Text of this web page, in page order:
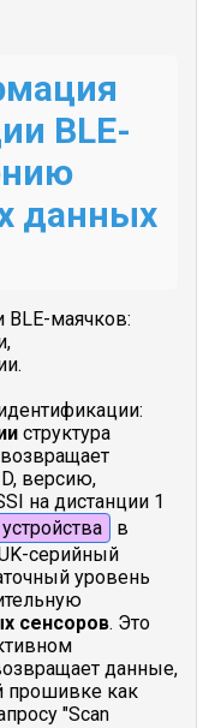
BLE-
данных
BLE-маячков:
структура
версию,
на дистанции 1
в
серийный
уровень
сенсоров. Это
данные,
прошивке как
"Scan